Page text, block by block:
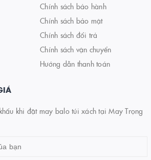
Chính sách bảo hành
Chính sách bảo mật
Chính sách đổi trả
Chính sách vận chuyển
Hướng dẫn thanh toán
khi đặt may balo túi xách tại May Trọng